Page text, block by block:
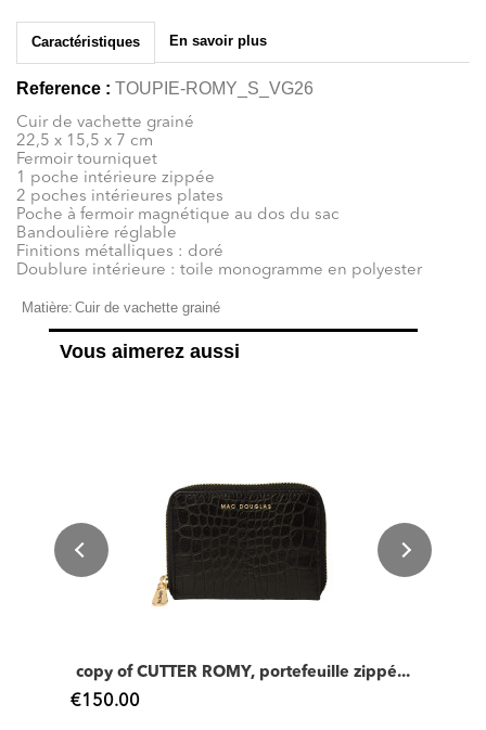
Caractéristiques En savoir plus
Reference : TOUPIE-ROMY_S_VG26
Cuir de vachette grainé
22,5 x 15,5 x 7 cm
Fermoir tourniquet
1 poche intérieure zippée
2 poches intérieures plates
Poche à fermoir magnétique au dos du sac
Bandoulière réglable
Finitions métalliques : doré
Doublure intérieure : toile monogramme en polyester
Matière: Cuir de vachette grainé
Vous aimerez aussi
copy of CUTTER ROMY, portefeuille zippé...
€150.00